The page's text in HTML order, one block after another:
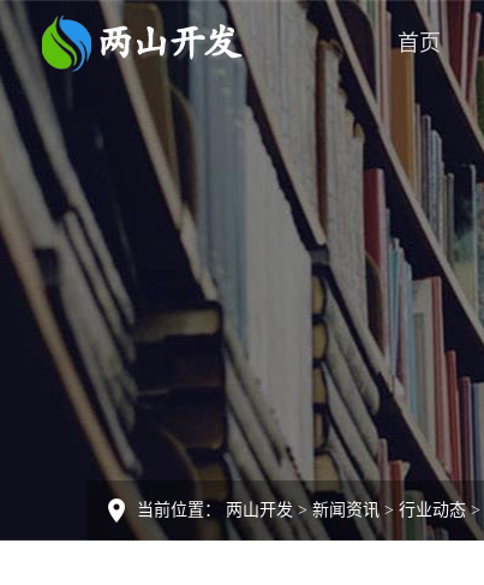
首页
当前位置： 两山开发 >新闻资讯 > 行业动态>